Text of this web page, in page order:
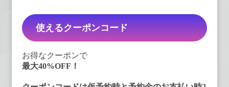
使えるクーポンコード
お得なクーポンで
最大40%OFF！